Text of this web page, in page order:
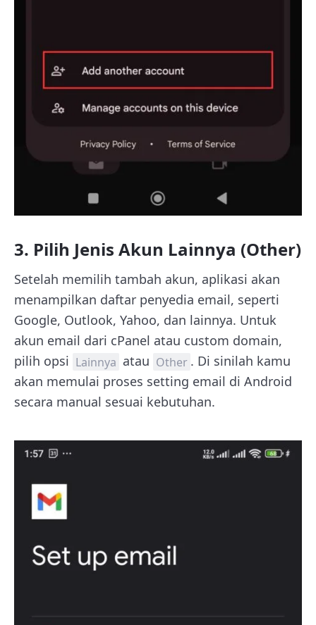
3. Pilih Jenis Akun Lainnya (Other)
Setelah memilih tambah akun, aplikasi akan
menampilkan daftar penyedia email, seperti
Google, Outlook, Yahoo, dan lainnya. Untuk
akun email dari cPanel atau custom domain,
pilih opsi Lainnya atau Other . Di sinilah kamu
akan memulai proses setting email di Android
secara manual sesuai kebutuhan.